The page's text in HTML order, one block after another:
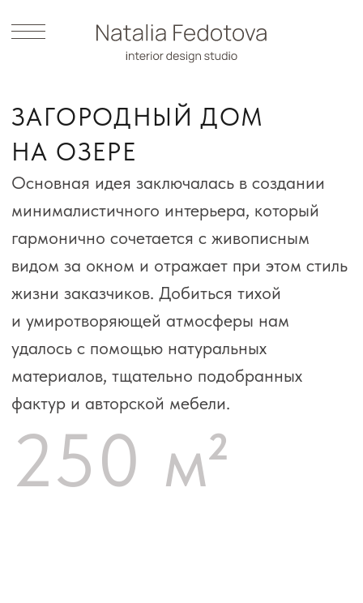
НА ОЗЕРЕ
Основная идея заключалась в создании
минималистичного интерьера, который
видом за окном и отражает при этом стиль
жизни заказчиков. Добиться тихой
удалось с помощью натуральных
материалов, тщательно подобранных
фактур и авторской мебели.
250 м²